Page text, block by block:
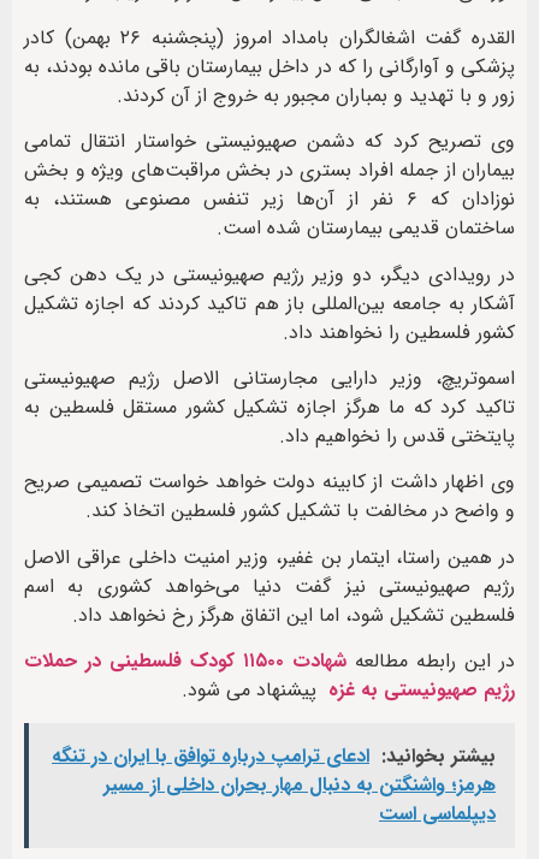
القدره گفت اشغالگران بامداد امروز (پنجشنبه ۲۶ بهمن) کادر
پزشکی و آوارگانی را که در داخل بیمارستان باقی مانده بودند، به
زور و با تهدید و بمباران مجبور به خروج از آن کردند.
وی تصریح کرد که دشمن صهیونیستی خواستار انتقال تمامی
بیماران از جمله افراد بستری در بخش مراقبت‌های ویژه و بخش
نوزادان که ۶ نفر از آن‌ها زیر تنفس مصنوعی هستند، به
ساختمان قدیمی بیمارستان شده است.
در رویدادی دیگر، دو وزیر رژیم صهیونیستی در یک دهن کجی
آشکار به جامعه بین‌المللی باز هم تاکید کردند که اجازه تشکیل
کشور فلسطین را نخواهند داد.
اسموتریچ، وزیر دارایی مجارستانی الاصل رژیم صهیونیستی
تاکید کرد که ما هرگز اجازه تشکیل کشور مستقل فلسطین به
پایتختی قدس را نخواهیم داد.
وی اظهار داشت از کابینه دولت خواهد خواست تصمیمی صریح
و واضح در مخالفت با تشکیل کشور فلسطین اتخاذ کند.
در همین راستا، ایتمار بن غفیر، وزیر امنیت داخلی عراقی الاصل
رژیم صهیونیستی نیز گفت دنیا می‌خواهد کشوری به اسم
فلسطین تشکیل شود، اما این اتفاق هرگز رخ نخواهد داد.
در این رابطه مطالعه
شهادت ۱۱۵۰۰ کودک فلسطینی در حملات
رژیم صهیونیستی به غزه پیشنهاد می شود.
بیشتر بخوانید: ادعای ترامپ درباره توافق با ایران در تنگه
هرمز؛ واشنگتن به دنبال مهار بحران داخلی از مسیر
دیپلماسی است